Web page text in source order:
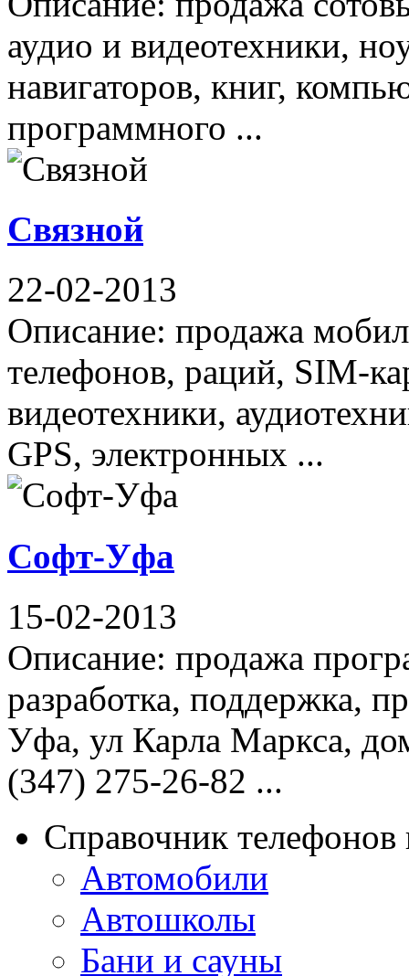
аудио и видеотехники,
навигаторов, книг,
программного ...
Связной
22-02-2013
Описание: продажа
телефонов, раций, SIM-
видеотехники,
GPS, электронных ...
Софт-Уфа
15-02-2013
Описание: продажа
разработка, поддержка,
Уфа, ул Карла Маркса,
(347) 275-26-82 ...
Справочник
Автомобили
Автошколы
Бани и сауны